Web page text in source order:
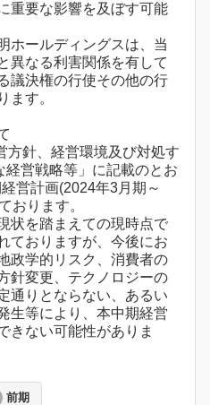
重要な影響を及ぼす可能
ホールディングスは、当
異なる利害関係を有して
議決権の行使その他の行
ます。
方針、経営環境及び対処す
経営戦略等」に記載のとお
営計画(2024年3月期～
おります。
状を踏まえての現時点で
ておりますが、今後にお
政学的リスク、消費者の
針変更、テクノロジーの
通りとならない、あるい
生等により、本中期経営
きない可能性がありま
前期